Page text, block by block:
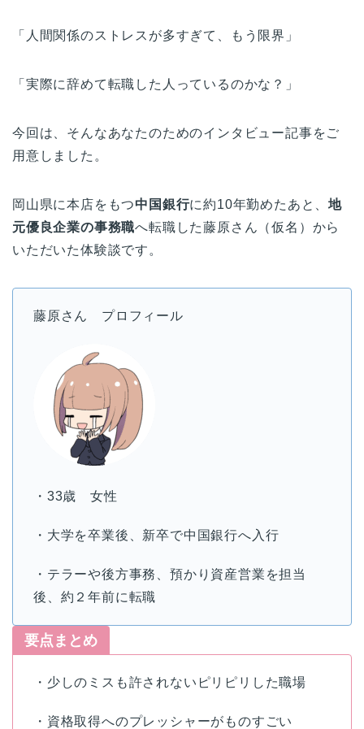
「人間関係のストレスが多すぎて、もう限界」
「実際に辞めて転職した人っているのかな？」
今回は、そんなあなたのためのインタビュー記事をご
用意しました。
岡山県に本店をもつ中国銀行に約10年勤めたあと、地
元優良企業の事務職へ転職した藤原さん（仮名）から
いただいた体験談です。
藤原さん プロフィール
・33歳 女性
・大学を卒業後、新卒で中国銀行へ入行
・テラーや後方事務、預かり資産営業を担当
後、約２年前に転職
要点まとめ
・少しのミスも許されないピリピリした職場
・資格取得へのプレッシャーがものすごい